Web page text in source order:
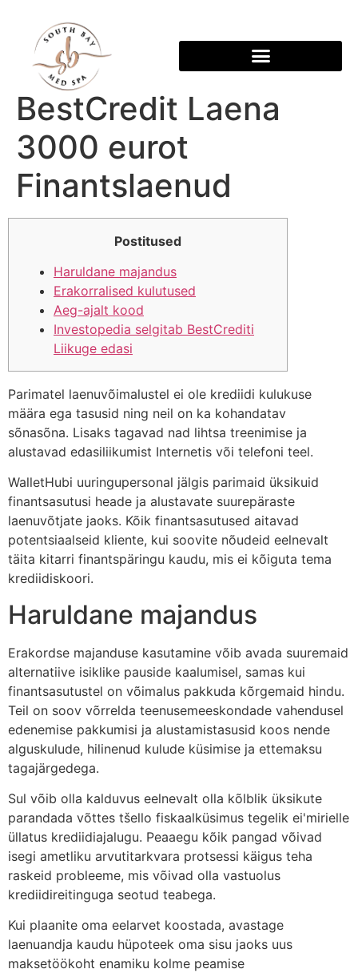
BestCredit Laena
3000 eurot
Finantslaenud
Postitused
Haruldane majandus
Erakorralised kulutused
Aeg-ajalt kood
Investopedia selgitab BestCrediti
Liikuge edasi
Parimatel laenuvõimalustel ei ole krediidi kulukuse
määra ega tasusid ning neil on ka kohandatav
sõnasõna. Lisaks tagavad nad lihtsa treenimise ja
alustavad edasiliikumist Internetis või telefoni teel.
WalletHubi uuringupersonal jälgis parimaid üksikuid
finantsasutusi heade ja alustavate suurepäraste
laenuvõtjate jaoks. Kõik finantsasutused aitavad
potentsiaalseid kliente, kui soovite nõudeid eelnevalt
täita kitarri finantspäringu kaudu, mis ei kõiguta tema
krediidiskoori.
Haruldane majandus
Erakordse majanduse kasutamine võib avada suuremaid
alternatiive isiklike pauside kaalumisel, samas kui
finantsasutustel on võimalus pakkuda kõrgemaid hindu.
Teil on soov võrrelda teenusemeeskondade vahendusel
edenemise pakkumisi ja alustamistasusid koos nende
alguskulude, hilinenud kulude küsimise ja ettemaksu
tagajärgedega.
Sul võib olla kalduvus eelnevalt olla kõlblik üksikute
parandada võttes tšello fiskaalküsimus tegelik ei'mirielle
üllatus krediidiajalugu. Peaaegu kõik pangad võivad
isegi ametliku arvutitarkvara protsessi käigus teha
raskeid probleeme, mis võivad olla vastuolus
krediidireitinguga seotud teabega.
Kui plaanite oma eelarvet koostada, avastage
laenuandja kaudu hüpoteek oma sisu jaoks uus
maksetöökoht enamiku kolme peamise